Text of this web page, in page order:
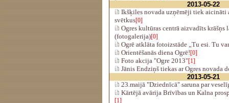
2013-05-22
Ikšķiles novada uzņēmēji tiek aicināti
svētkus[0]
Ogres kultūras centrā aizvadīts krāšņs
(fotogalerija)[0]
Ogrē atklāta fotoizstāde „Tu esi. Tu
Orientēšanās diena Ogrē![0]
Foto akcija "Ogre 2013"[1]
Jānis Endziņš tiekas ar Ogres novada
2013-05-21
23.maijā "Dziednīcā" saruna par
Kārtējā avārija Brīvības un Kalna
[1]